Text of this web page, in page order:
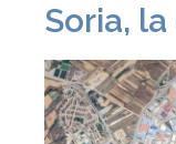
Soria,